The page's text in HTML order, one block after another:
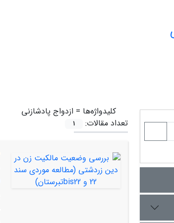
کلیدواژه‌ها = ازدواج پادشازنی
تعداد مقالات:
1